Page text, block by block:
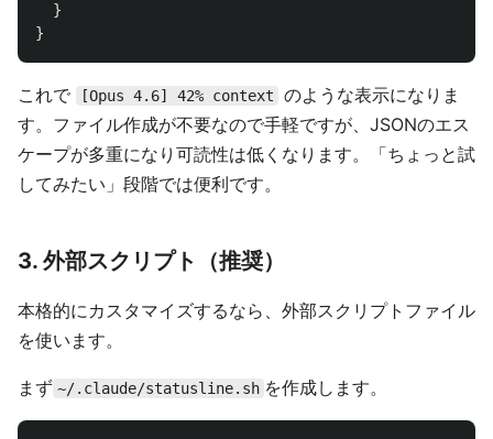
}
}
これで [Opus 4.6] 42% context
のような表示になりま
す。ファイル作成が不要なので手軽ですが、JSONのエス
ケープが多重になり可読性は低くなります。「ちょっと試
してみたい」段階では便利です。
3. 外部スクリプト（推奨）
本格的にカスタマイズするなら、外部スクリプトファイル
を使います。
まず ~/.claude/statusline.sh を作成します。